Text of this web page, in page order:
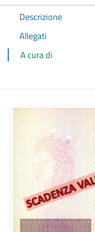
Descrizione
Allegati
A cura di